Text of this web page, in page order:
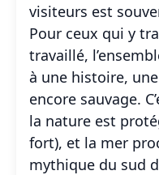
visiteurs est
Pour ceux qui y
travaillé,
à une histoire,
encore sauvage.
la nature est
fort), et la mer
mythique du sud